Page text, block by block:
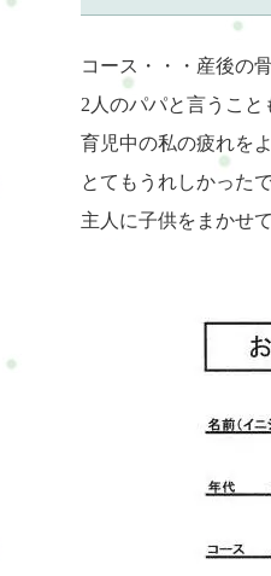
コース・・・産後の
2人のパパと言うこと
育児中の私の疲れを
とてもうれしかった
主人に子供をまかせ